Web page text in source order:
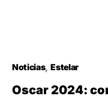
Noticias Estelar
Oscar 2024: